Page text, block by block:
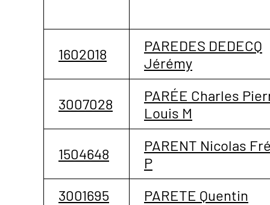
1602018
PAREDES DEDECQ
Jérémy
3007028
PARÉE Charles
Louis M
1504648
PARENT Nicolas
P
3001695
PARETE Quentin